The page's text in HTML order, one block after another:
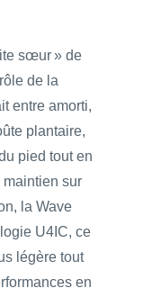
sœur » de
de la
entre amorti,
plantaire,
pied tout en
sur
la Wave
U4IC, ce
légère tout
en